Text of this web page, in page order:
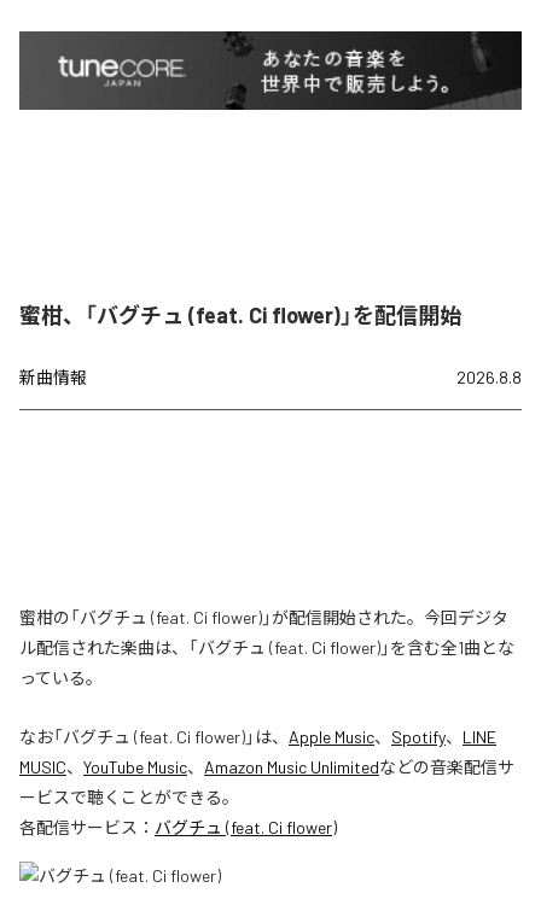
蜜柑、「バグチュ (feat. Ci flower)」を配信開始
新曲情報 2026.8.8
蜜柑の「バグチュ (feat. Ci flower)」が配信開始された。今回デジタ
ル配信された楽曲は、「バグチュ (feat. Ci flower)」を含む全1曲とな
っている。
なお「バグチュ (feat. Ci flower)」は、 Apple Music、 Spotify、 LINE
MUSIC、 YouTube Music、 Amazon Music Unlimitedなどの音楽配信サ
ービスで聴くことができる。
各配信サービス： バグチュ (feat. Ci flower)